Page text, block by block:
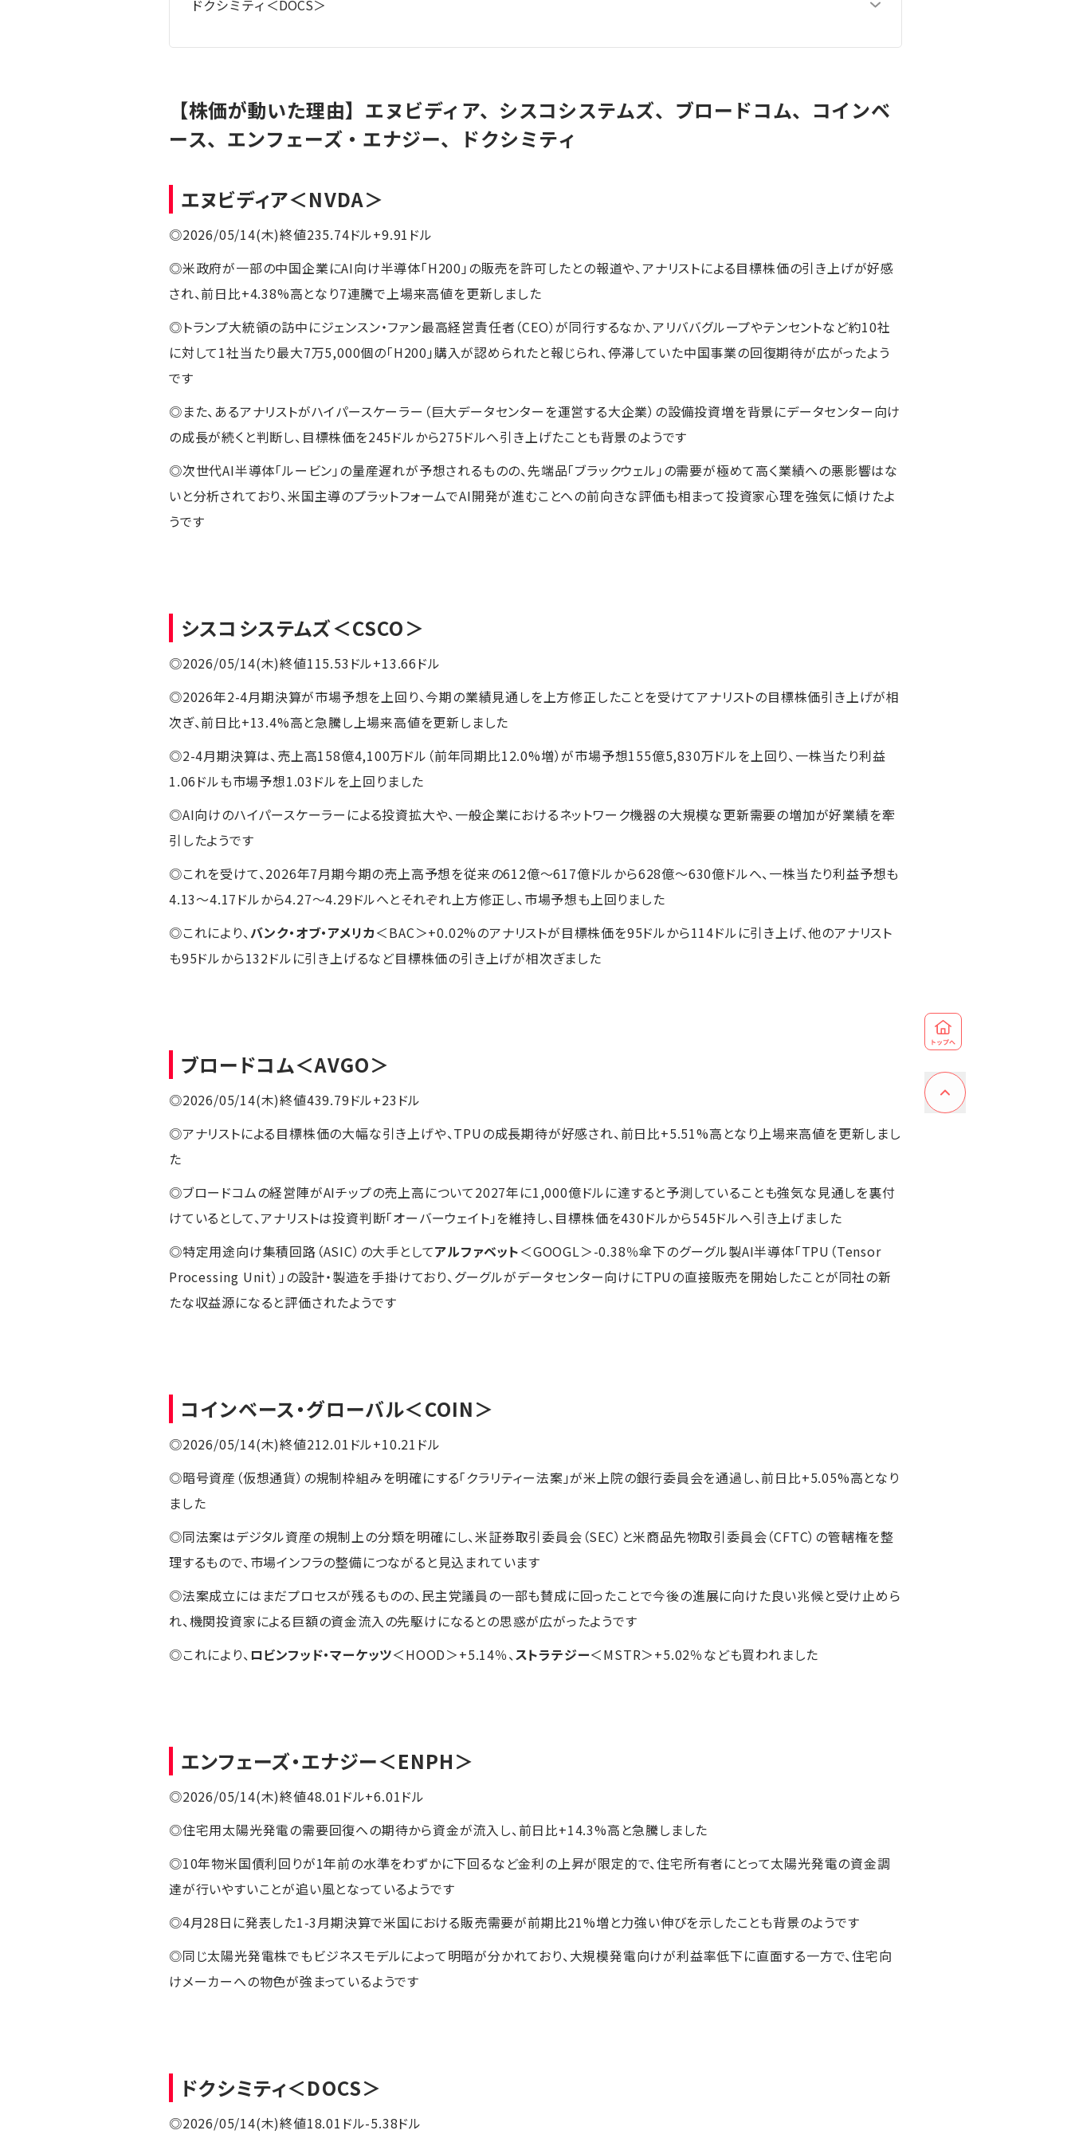
ドクシミティ＜DOCS＞
【株価が動いた理由】エヌビディア、シスコシステムズ、ブロードコム、コインベ
ース、エンフェーズ・エナジー、ドクシミティ
エヌビディア＜NVDA＞
◎2026/05/14(木)終値235.74ドル+9.91ドル
◎米政府が一部の中国企業にAI向け半導体「H200」の販売を許可したとの報道や、アナリストによる目標株価の引き上げが好感
され、前日比+4.38%高となり7連騰で上場来高値を更新しました
◎トランプ大統領の訪中にジェンスン・ファン最高経営責任者（CEO）が同行するなか、アリババグループやテンセントなど約10社
に対して1社当たり最大7万5,000個の「H200」購入が認められたと報じられ、停滞していた中国事業の回復期待が広がったよう
です
◎また、あるアナリストがハイパースケーラー（巨大データセンターを運営する大企業）の設備投資増を背景にデータセンター向け
の成長が続くと判断し、目標株価を245ドルから275ドルへ引き上げたことも背景のようです
◎次世代AI半導体「ルービン」の量産遅れが予想されるものの、先端品「ブラックウェル」の需要が極めて高く業績への悪影響はな
いと分析されており、米国主導のプラットフォームでAI開発が進むことへの前向きな評価も相まって投資家心理を強気に傾けたよ
うです
シスコシステムズ＜CSCO＞
◎2026/05/14(木)終値115.53ドル+13.66ドル
◎2026年2-4月期決算が市場予想を上回り、今期の業績見通しを上方修正したことを受けてアナリストの目標株価引き上げが相
次ぎ、前日比+13.4%高と急騰し上場来高値を更新しました
◎2-4月期決算は、売上高158億4,100万ドル（前年同期比12.0%増）が市場予想155億5,830万ドルを上回り、一株当たり利益
1.06ドルも市場予想1.03ドルを上回りました
◎AI向けのハイパースケーラーによる投資拡大や、一般企業におけるネットワーク機器の大規模な更新需要の増加が好業績を牽
引したようです
◎これを受けて、2026年7月期今期の売上高予想を従来の612億〜617億ドルから628億〜630億ドルへ、一株当たり利益予想も
4.13〜4.17ドルから4.27〜4.29ドルへとそれぞれ上方修正し、市場予想も上回りました
◎これにより、 バンク・オブ・アメリカ＜BAC＞+0.02%のアナリストが目標株価を95ドルから114ドルに引き上げ、他のアナリスト
も95ドルから132ドルに引き上げるなど目標株価の引き上げが相次ぎました
ブロードコム＜AVGO＞
◎2026/05/14(木)終値439.79ドル+23ドル
◎アナリストによる目標株価の大幅な引き上げや、TPUの成長期待が好感され、前日比+5.51%高となり上場来高値を更新しまし
た
◎ブロードコムの経営陣がAIチップの売上高について2027年に1,000億ドルに達すると予測していることも強気な見通しを裏付
けているとして、アナリストは投資判断「オーバーウェイト」を維持し、目標株価を430ドルから545ドルへ引き上げました
◎特定用途向け集積回路（ASIC）の大手としてアルファベット＜GOOGL＞-0.38％傘下のグーグル製AI半導体「TPU（Tensor
Processing Unit）」の設計・製造を手掛けており、グーグルがデータセンター向けにTPUの直接販売を開始したことが同社の新
たな収益源になると評価されたようです
コインベース・グローバル＜COIN＞
◎2026/05/14(木)終値212.01ドル+10.21ドル
◎暗号資産（仮想通貨）の規制枠組みを明確にする「クラリティー法案」が米上院の銀行委員会を通過し、前日比+5.05%高となり
ました
◎同法案はデジタル資産の規制上の分類を明確にし、米証券取引委員会（SEC）と米商品先物取引委員会（CFTC）の管轄権を整
理するもので、市場インフラの整備につながると見込まれています
◎法案成立にはまだプロセスが残るものの、民主党議員の一部も賛成に回ったことで今後の進展に向けた良い兆候と受け止めら
れ、機関投資家による巨額の資金流入の先駆けになるとの思惑が広がったようです
◎これにより、 ロビンフッド・マーケッツ＜HOOD＞+5.14％、ストラテジー＜MSTR＞+5.02％なども買われました
エンフェーズ・エナジー＜ENPH＞
◎2026/05/14(木)終値48.01ドル+6.01ドル
◎住宅用太陽光発電の需要回復への期待から資金が流入し、前日比+14.3%高と急騰しました
◎10年物米国債利回りが1年前の水準をわずかに下回るなど金利の上昇が限定的で、住宅所有者にとって太陽光発電の資金調
達が行いやすいことが追い風となっているようです
◎4月28日に発表した1-3月期決算で米国における販売需要が前期比21%増と力強い伸びを示したことも背景のようです
◎同じ太陽光発電株でもビジネスモデルによって明暗が分かれており、大規模発電向けが利益率低下に直面する一方で、住宅向
けメーカーへの物色が強まっているようです
ドクシミティ＜DOCS＞
◎2026/05/14(木)終値18.01ドル-5.38ドル